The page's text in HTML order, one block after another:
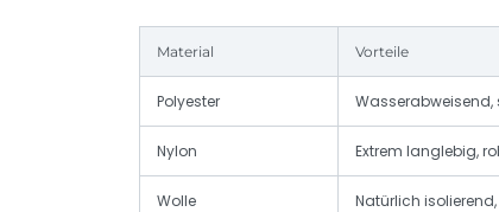
Material Vorteile
Polyester
Nylon Extrem langlebig,
Wolle Natürlich